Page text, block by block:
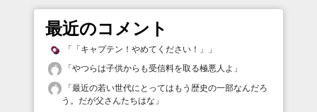
最近のコメント
「 「キャプテン！やめてください！」
」
「やつらは子供からも受信料を取る極悪人よ 」
「最近の若い世代にとってはもう歴史の一部なんだろ
う。だが父さんたちはな 」